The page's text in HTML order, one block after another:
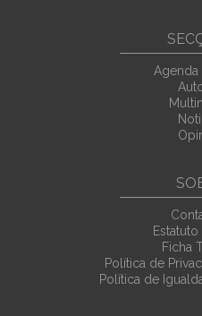
Agenda
Ficha
Política de
Política de